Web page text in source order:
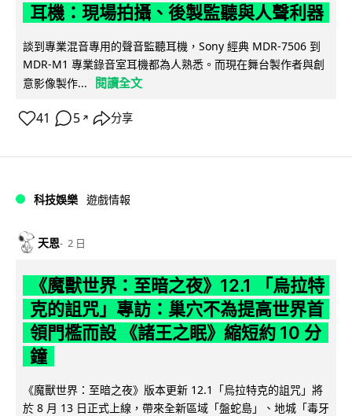
耳機：現場拍攝、後製監聽與人聲利器
談到專業混音專用的聲音監聽耳機，Sony 經典 MDR-7506 到
MDR-M1 專業錄音室耳機都為人熟悉。而現在舞台製作者與創
意影像製作...
閱讀全文
41 5 ↗ 分享
科技娛樂 遊戲情報
天恩 2 日
《魔獸世界：至暗之夜》12.1 「烏拉特
克的詛咒」專訪：巢穴不為提高世界首
領門檻而設 《諸王之眠》縮短約 10 分
鐘
《魔獸世界：至暗之夜》版本更新 12.1「烏拉特克的詛咒」將
於 8 月 13 日正式上線，帶來全新區域「盤蛇島」、地城「毒牙